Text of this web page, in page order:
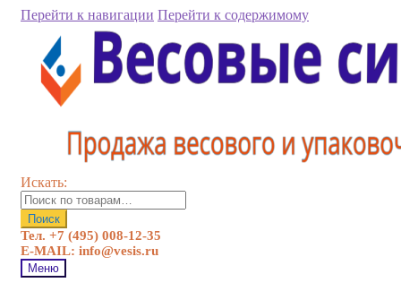
Перейти к навигации Перейти к содержимому
Искать:
Поиск
Тел. +7 (495) 008-12-35
E-MAIL: info@vesis.ru
Меню